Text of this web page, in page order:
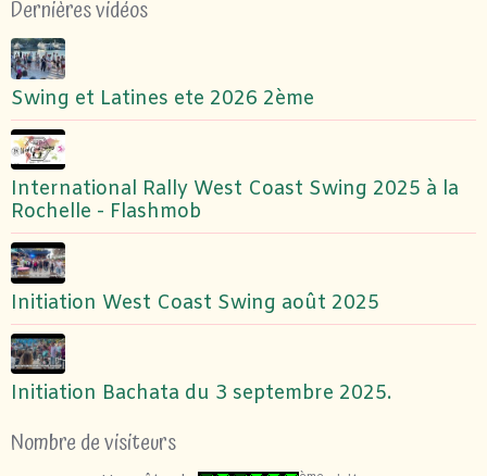
Dernières vidéos
Swing et Latines ete 2026 2ème
International Rally West Coast Swing 2025 à la
Rochelle - Flashmob
Initiation West Coast Swing août 2025
Initiation Bachata du 3 septembre 2025.
Nombre de visiteurs